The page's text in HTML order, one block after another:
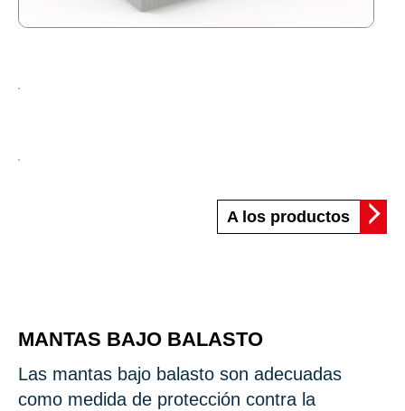
A los productos
MANTAS BAJO BALASTO
Las mantas bajo balasto son adecuadas
como medida de protección contra la